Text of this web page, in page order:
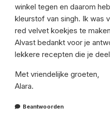
winkel tegen en daarom
kleurstof van singh. Ik was
red velvet koekjes te
Alvast bedankt voor je
lekkere recepten die je
Met vriendelijke groeten,
Alara.
Beantwoorden